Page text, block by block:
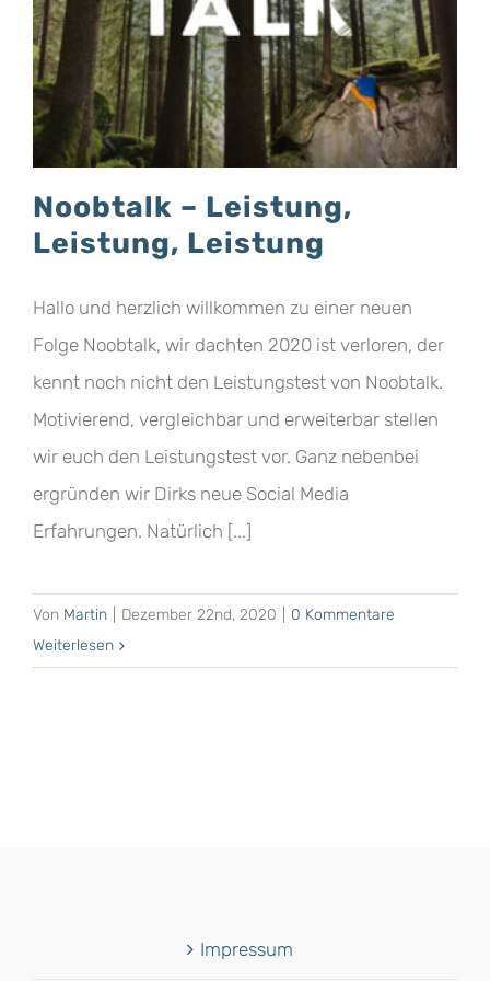
Noobtalk – Leistung,
Leistung, Leistung
Hallo und herzlich willkommen zu einer neuen
Folge Noobtalk, wir dachten 2020 ist verloren, der
kennt noch nicht den Leistungstest von Noobtalk.
Motivierend, vergleichbar und erweiterbar stellen
wir euch den Leistungstest vor. Ganz nebenbei
ergründen wir Dirks neue Social Media
Erfahrungen. Natürlich [...]
Von Martin Dezember 22nd, 2020
0 Kommentare
Weiterlesen
Impressum